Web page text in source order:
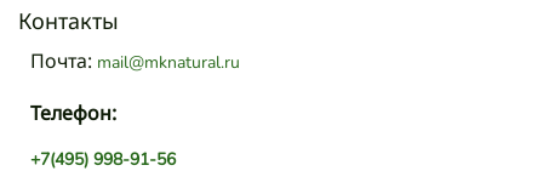
Контакты
Почта: mail@mknatural.ru
Телефон:
+7(495) 998-91-56